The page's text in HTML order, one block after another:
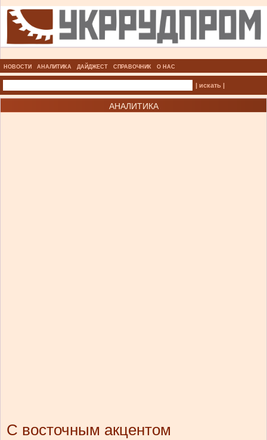
НОВОСТИ АНАЛИТИКА ДАЙДЖЕСТ СПРАВОЧНИК О НАС
| искать |
АНАЛИТИКА
С восточным акцентом